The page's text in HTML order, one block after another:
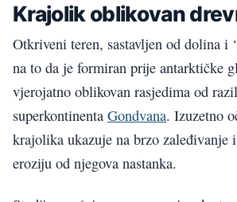
Krajolik oblikovan
Otkriveni teren, sastavljen od dolina i
na to da je formiran prije antarktičke
vjerojatno oblikovan rasjedima od
superkontinenta Gondvana. Izuzetno
krajolika ukazuje na brzo zaleđivanje
eroziju od njegova nastanka.